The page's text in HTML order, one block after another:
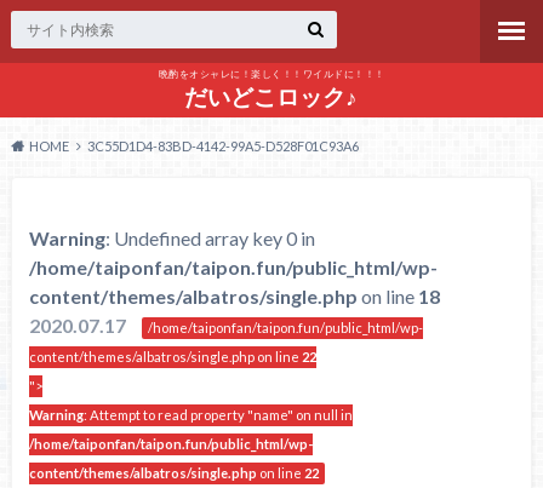
晩酌をオシャレに！楽しく！！ワイルドに！！！
だいどこロック♪
HOME 3C55D1D4-83BD-4142-99A5-D528F01C93A6
Warning: Undefined array key 0 in
/home/taiponfan/taipon.fun/public_html/wp-
content/themes/albatros/single.php on line 18
2020.07.17
/home/taiponfan/taipon.fun/public_html/wp-
content/themes/albatros/single.php on line 22
">
Warning: Attempt to read property "name" on null in
/home/taiponfan/taipon.fun/public_html/wp-
content/themes/albatros/single.php on line 22